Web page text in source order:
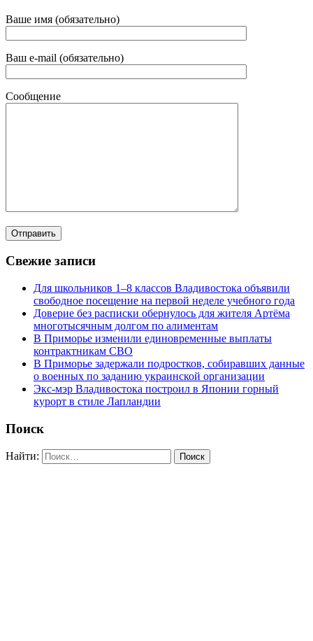
Ваше имя (обязательно)
Ваш e-mail (обязательно)
Сообщение
Свежие записи
Для школьников 1–8 классов Владивостока объявили
свободное посещение на первой неделе учебного года
Доверие без расписки обернулось для жителя Артёма
многотысячным долгом по алиментам
В Приморье изменили единовременные выплаты
контрактникам СВО
В Приморье задержали подростков, собиравших данные
о военных по заданию украинской организации
Экс-мэр Владивостока построил в Японии горный
курорт в стиле Лапландии
Поиск
Найти: